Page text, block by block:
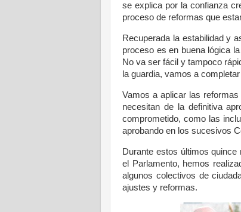
se explica por la confianza
proceso de reformas que
Recuperada la estabilidad y
proceso es en buena lógica
No va ser fácil y tampoco
la guardia, vamos a
Vamos a aplicar las
necesitan de la definitiva
comprometido, como las
aprobando en los sucesivos
Durante estos últimos
el Parlamento, hemos
algunos colectivos de
ajustes y reformas.